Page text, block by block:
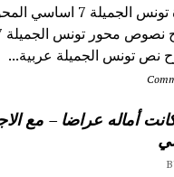
نص تونس الجميلة عربية...
أماله عراضا – مع